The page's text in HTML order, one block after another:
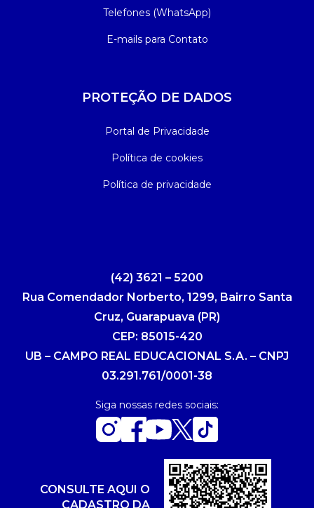
Telefones (WhatsApp)
E-mails para Contato
PROTEÇÃO DE DADOS
Portal de Privacidade
Política de cookies
Política de privacidade
(42) 3621 – 5200
Rua Comendador Norberto, 1299, Bairro Santa
Cruz, Guarapuava (PR)
CEP: 85015-420
UB – CAMPO REAL EDUCACIONAL S.A. – CNPJ
03.291.761/0001-38
Siga nossas redes sociais:
CONSULTE AQUI O
CADASTRO DA